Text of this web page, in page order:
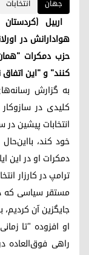
جھان انتخابات
هوادارانش در
حزب دمکرات
کنند" و "این
بە گزارش
کلیدی در
خود کند،
دمکرات او در این
ترامپ در کارزار
مستقر سیاسی که
جایگزین آن کردیم،
او افزوده "تا
راهی فوق‌العاده